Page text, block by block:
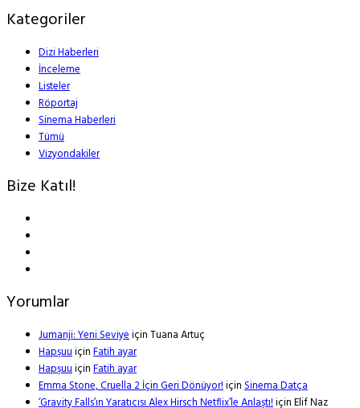
Kategoriler
Dizi Haberleri
İnceleme
Listeler
Röportaj
Sinema Haberleri
Tümü
Vizyondakiler
Bize Katıl!
Yorumlar
Jumanji: Yeni SeviyeiçinTuana Artuç
HapşuuiçinFatih ayar
HapşuuiçinFatih ayar
Emma Stone, Cruella 2 İçin Geri Dönüyor!içinSinema Datça
‘Gravity Falls’ın Yaratıcısı Alex Hirsch Netflix’le Anlaştı!içinElif Naz